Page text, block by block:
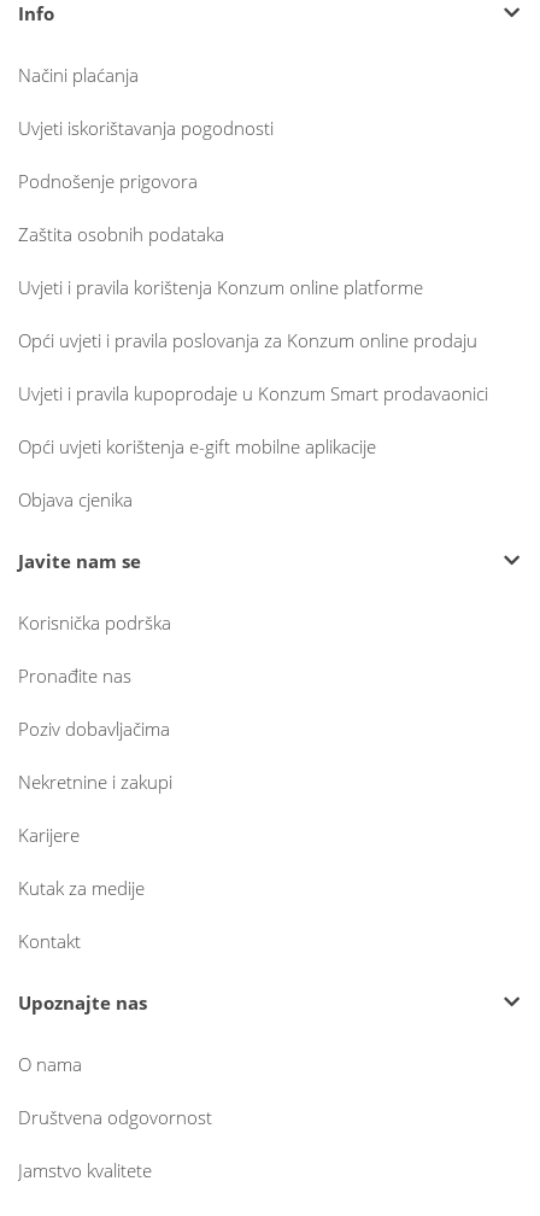
Info
Načini plaćanja
Uvjeti iskorištavanja pogodnosti
Podnošenje prigovora
Zaštita osobnih podataka
Uvjeti i pravila korištenja Konzum online platforme
Opći uvjeti i pravila poslovanja za Konzum online prodaju
Uvjeti i pravila kupoprodaje u Konzum Smart prodavaonici
Opći uvjeti korištenja e-gift mobilne aplikacije
Objava cjenika
Javite nam se
Korisnička podrška
Pronađite nas
Poziv dobavljačima
Nekretnine i zakupi
Karijere
Kutak za medije
Kontakt
Upoznajte nas
O nama
Društvena odgovornost
Jamstvo kvalitete